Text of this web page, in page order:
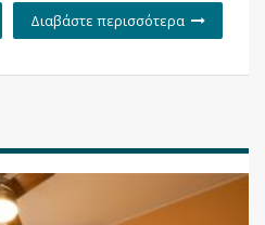
Διαβάστε περισσότερα